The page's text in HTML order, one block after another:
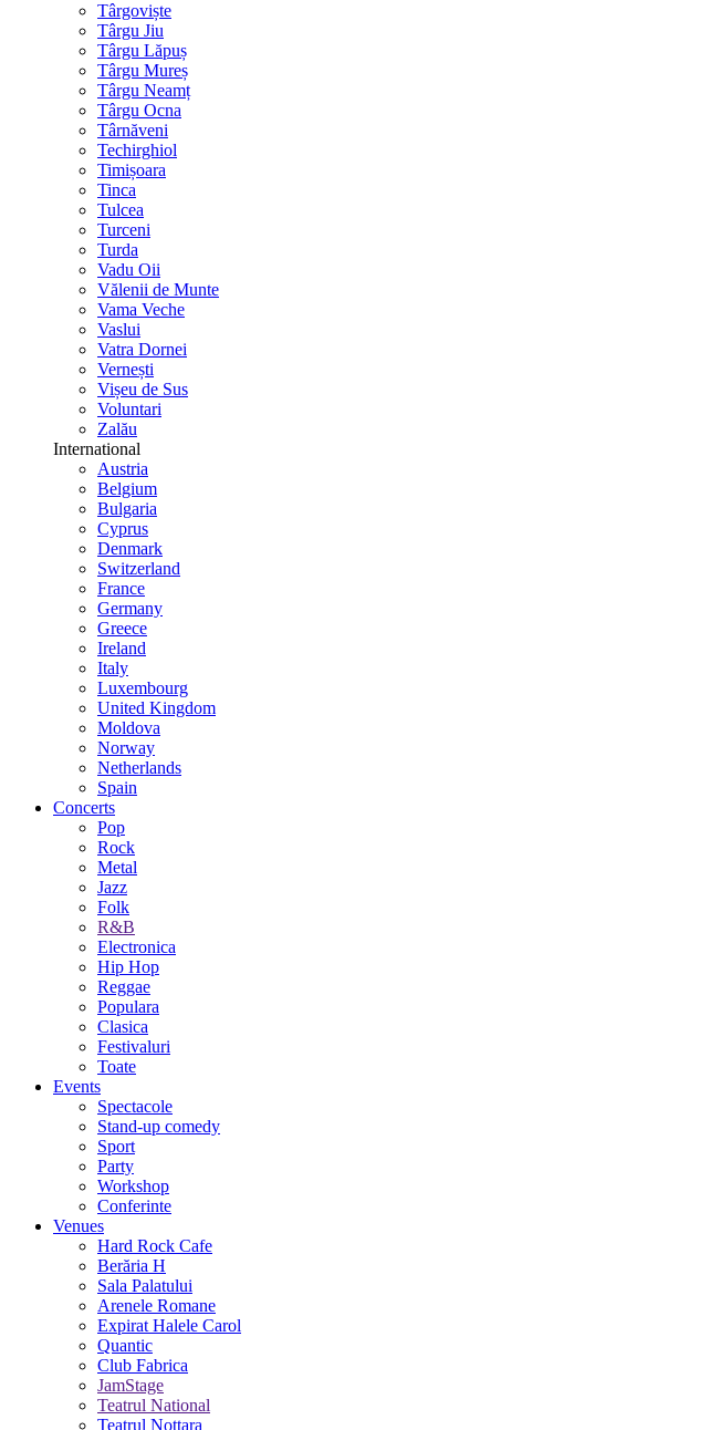
Târgoviște
Târgu Jiu
Târgu Lăpuș
Târgu Mureș
Târgu Neamț
Târgu Ocna
Târnăveni
Techirghiol
Timișoara
Tinca
Tulcea
Turceni
Turda
Vadu Oii
Vălenii de Munte
Vama Veche
Vaslui
Vatra Dornei
Vernești
Vișeu de Sus
Voluntari
Zalău
International
Austria
Belgium
Bulgaria
Cyprus
Denmark
Switzerland
France
Germany
Greece
Ireland
Italy
Luxembourg
United Kingdom
Moldova
Norway
Netherlands
Spain
Concerts
Pop
Rock
Metal
Jazz
Folk
R&B
Electronica
Hip Hop
Reggae
Populara
Clasica
Festivaluri
Toate
Events
Spectacole
Stand-up comedy
Sport
Party
Workshop
Conferinte
Venues
Hard Rock Cafe
Berăria H
Sala Palatului
Arenele Romane
Expirat Halele Carol
Quantic
Club Fabrica
JamStage
Teatrul National
Teatrul Nottara